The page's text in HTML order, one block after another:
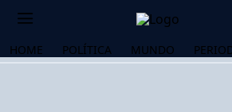
HOME POLÍTICA MUNDO